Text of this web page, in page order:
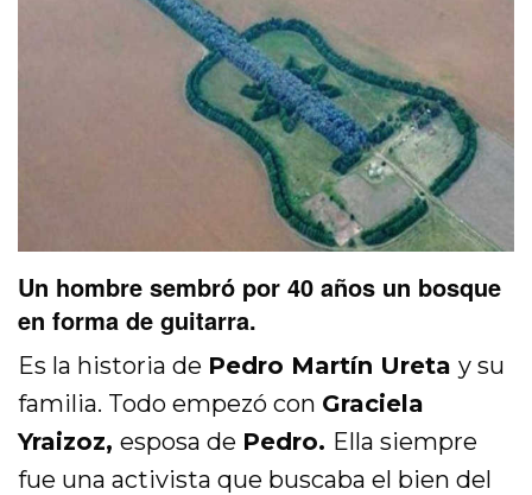
Un hombre sembró por 40 años un bosque
en forma de guitarra.
Es la historia de Pedro Martín Uretay su
familia. Todo empezó con Graciela
Yraizoz,esposa de Pedro. Ella siempre
fue una activista que buscaba el bien del